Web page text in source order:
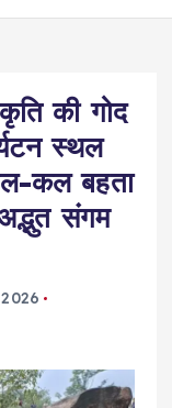
की गोद
स्थल
कल-कल बहता
संगम